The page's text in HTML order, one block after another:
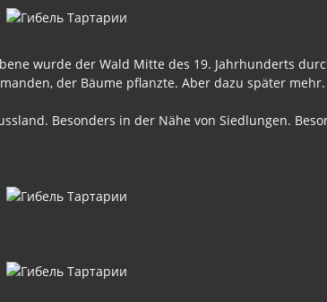
wurde der Wald Mitte des 19. Jahrhunderts
der Bäume pflanzte. Aber dazu später mehr.
Besonders in der Nähe von Siedlungen.